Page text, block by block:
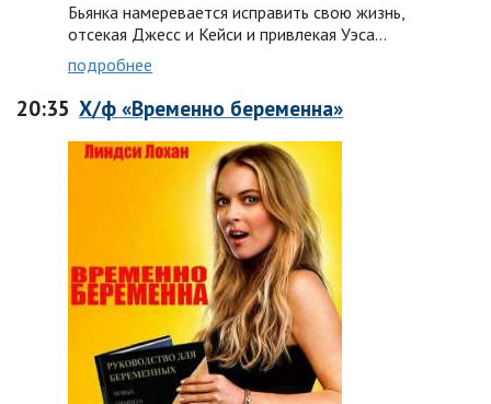
Бьянка намеревается исправить свою жизнь,
отсекая Джесс и Кейси и привлекая Уэса…
подробнее
20:35 Х/ф «Временно беременна»